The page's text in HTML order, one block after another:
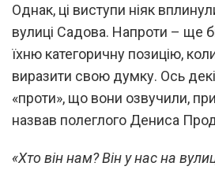
Однак, ці виступи ніяк
вулиці Садова. Напроти – ще
їхню категоричну позицію,
виразити свою думку. Ось
«проти», що вони озвучили,
назвав полеглого Дениса
«Хто він нам? Він у нас на